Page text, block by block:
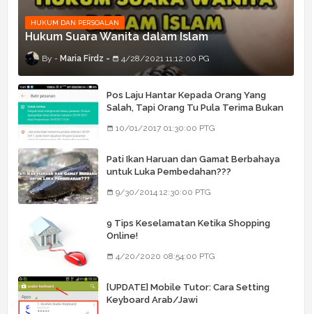
HUKUM DAN PERSOALAN
Hukum Suara Wanita dalam Islam
Maria Firdz 4/28/2021 11:12:00 PG
Pos Laju Hantar Kepada Orang Yang
Salah, Tapi Orang Tu Pula Terima Bukan
10/01/2017 01:30:00 PTG
Pati Ikan Haruan dan Gamat Berbahaya
untuk Luka Pembedahan???
9/30/2014 12:30:00 PTG
9 Tips Keselamatan Ketika Shopping
Online!
4/20/2020 08:54:00 PTG
[UPDATE] Mobile Tutor: Cara Setting
Keyboard Arab/Jawi